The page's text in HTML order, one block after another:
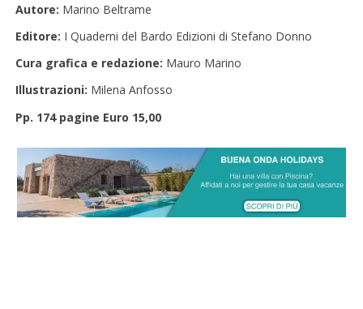
Autore: Marino Beltrame
Editore: I Quaderni del Bardo Edizioni di Stefano Donno
Cura grafica e redazione: Mauro Marino
Illustrazioni: Milena Anfosso
Pp. 174 pagine Euro 15,00